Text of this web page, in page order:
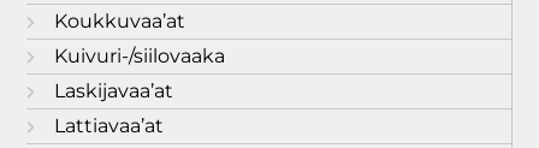
Koukkuvaa’at
Kuivuri-/siilovaaka
Laskijavaa’at
Lattiavaa’at